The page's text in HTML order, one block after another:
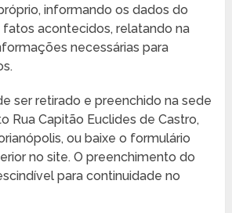
informando os dados do
acontecidos, relatando na
necessárias para
ser retirado e preenchido na sede
Rua Capitão Euclides de Castro,
ou baixe o formulário
no site. O preenchimento do
para continuidade no